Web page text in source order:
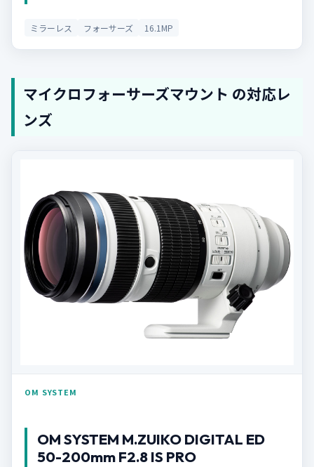
ミラーレス フォーサーズ 16.1MP
マイクロフォーサーズマウント の対応レ
ンズ
OM SYSTEM
OM SYSTEM M.ZUIKO DIGITAL ED
50-200mm F2.8 IS PRO